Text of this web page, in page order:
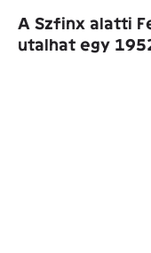
A Szfinx alatti
utalhat egy